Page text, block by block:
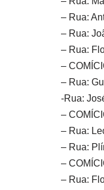
– Rua:
– Rua:
– Rua:
–
– Rua:
-Rua:
–
– Rua:
– Rua:
–
– Rua: